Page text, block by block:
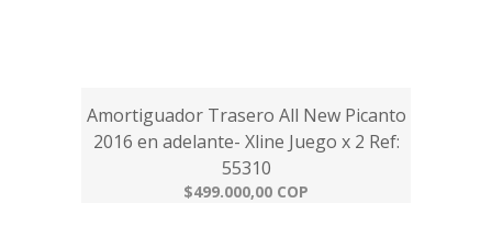
Amortiguador Trasero All New Picanto
2016 en adelante- Xline Juego x 2 Ref:
55310
$499.000,00 COP